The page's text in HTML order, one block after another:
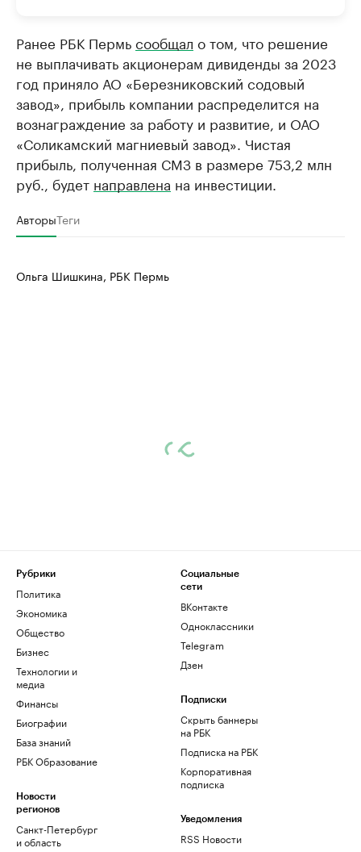
Ранее РБК Пермьсообщал о том, что решение
не выплачивать акционерам дивиденды за 2023
год приняло АО «Березниковский содовый
завод», прибыль компании распределится на
вознаграждение за работу и развитие, и ОАО
«Соликамский магниевый завод». Чистая
прибыль, полученная СМЗ в размере 753,2 млн
руб., будет направлена на инвестиции.
АвторыТеги
Ольга Шишкина, РБК Пермь
Рубрики
Политика
Экономика
Общество
Бизнес
Технологии и
медиа
Финансы
Биографии
База знаний
РБК Образование
Новости
регионов
Санкт-Петербург
и область
Социальные
сети
ВКонтакте
Одноклассники
Telegram
Дзен
Подписки
Скрыть баннеры
на РБК
Подписка на РБК
Корпоративная
подписка
Уведомления
RSS Новости